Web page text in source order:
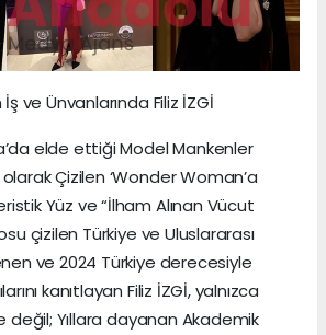
ve Ünvanlarında Filiz İZGİ
elde ettiği Model Mankenler
Çizilen ‘Wonder Woman’a
Yüz ve “İlham Alınan Vücut
çizilen Türkiye ve Uluslararası
ve 2024 Türkiye derecesiyle
kanıtlayan Filiz İZGİ, yalnızca
değil; Yıllara dayanan Akademik